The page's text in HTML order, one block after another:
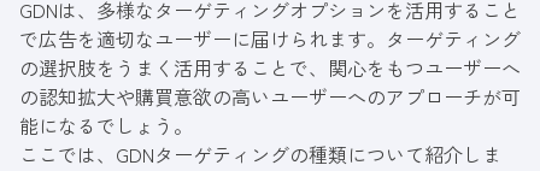
GDNは、多様なターゲティングオプションを活用すること
で広告を適切なユーザーに届けられます。ターゲティング
の選択肢をうまく活用することで、関心をもつユーザーへ
の認知拡大や購買意欲の高いユーザーへのアプローチが可
能になるでしょう。
ここでは、GDNターゲティングの種類について紹介しま